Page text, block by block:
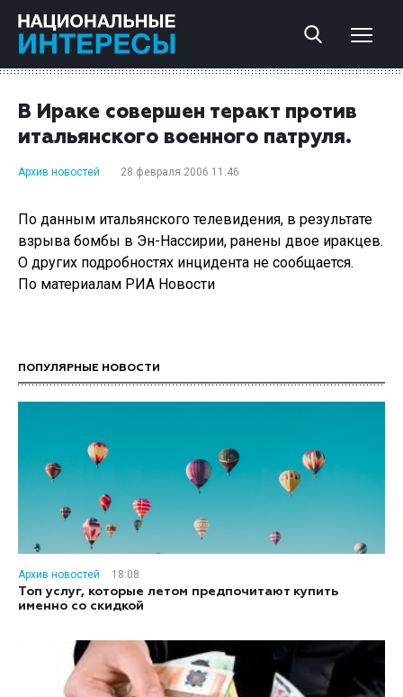
В Ираке совершен теракт против
итальянского военного патруля.
Архив новостей 28 февраля 2006 11:46
По данным итальянского телевидения, в результате
взрыва бомбы в Эн-Нассирии, ранены двое иракцев.
О других подробностях инцидента не сообщается.
По материалам РИА Новости
ПОПУЛЯРНЫЕ НОВОСТИ
Архив новостей
18:08
Топ услуг, которые летом предпочитают купить
именно со скидкой